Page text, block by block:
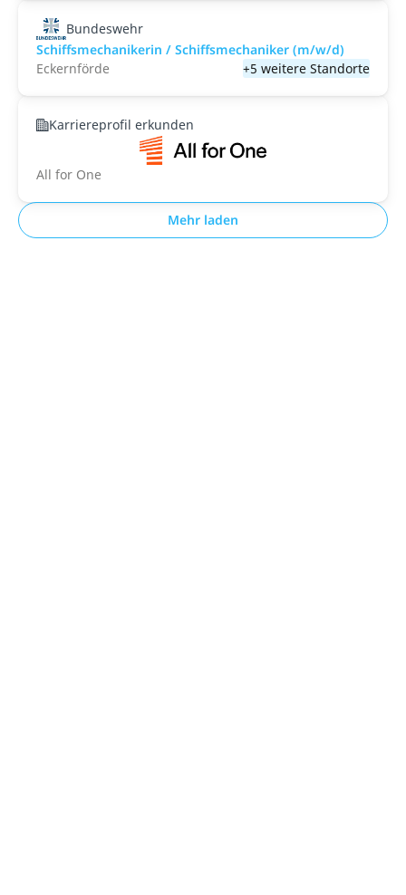
Bundeswehr
Schiffsmechanikerin / Schiffsmechaniker (m/w/d)
Eckernförde
+5 weitere Standorte
Karriereprofil erkunden
All for One
Mehr laden